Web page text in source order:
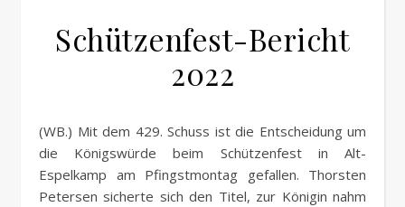
Schützenfest-Bericht
2022
(WB.) Mit dem 429. Schuss ist die Entscheidung um
die Königswürde beim Schützenfest in Alt-
Espelkamp am Pfingstmontag gefallen. Thorsten
Petersen sicherte sich den Titel, zur Königin nahm